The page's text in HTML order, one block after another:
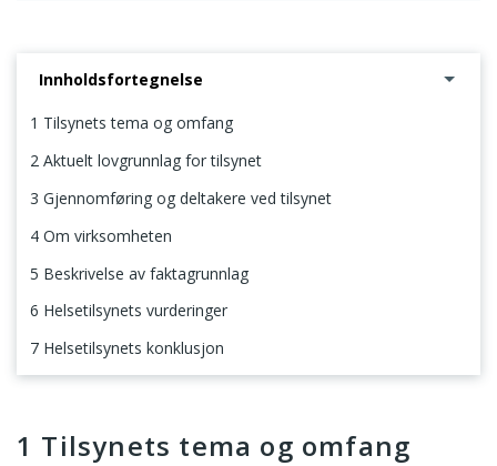
Innholdsfortegnelse
1 Tilsynets tema og omfang
2 Aktuelt lovgrunnlag for tilsynet
3 Gjennomføring og deltakere ved tilsynet
4 Om virksomheten
5 Beskrivelse av faktagrunnlag
6 Helsetilsynets vurderinger
7 Helsetilsynets konklusjon
1 Tilsynets tema og omfang